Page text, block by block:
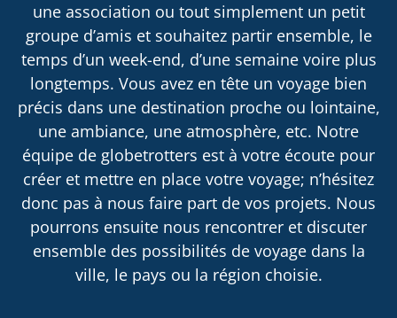
une association ou tout simplement un petit
groupe d’amis et souhaitez partir ensemble, le
temps d’un week-end, d’une semaine voire plus
longtemps. Vous avez en tête un voyage bien
précis dans une destination proche ou lointaine,
une ambiance, une atmosphère, etc. Notre
équipe de globetrotters est à votre écoute pour
créer et mettre en place votre voyage; n’hésitez
donc pas à nous faire part de vos projets. Nous
pourrons ensuite nous rencontrer et discuter
ensemble des possibilités de voyage dans la
ville, le pays ou la région choisie.